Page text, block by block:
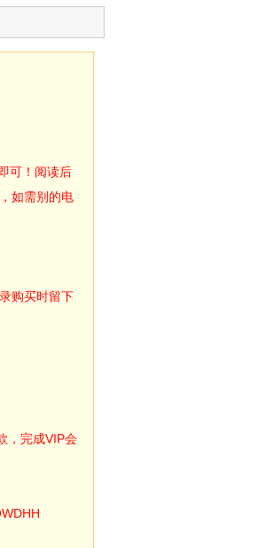
可！阅读后
如需别的电
购买时留下
，完成VIP会